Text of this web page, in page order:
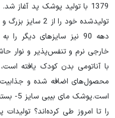
1379 با تولید پوشک پد آغاز
دهه 90 نیز سایزهای دیگر را
خارجی نرم و تنفس‌پذیر و نوار
با آناتومی بدن کودک یافته
محصول‌های اضافه شده و جذابیت